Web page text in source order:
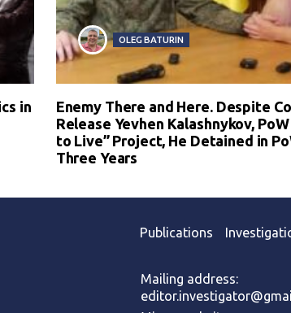
in
OLEG BATURIN
Enemy There and Here. Despite
Release Yevhen Kalashnykov,
to Live” Project, He Detained in
Three Years
Publications
Mailing address: